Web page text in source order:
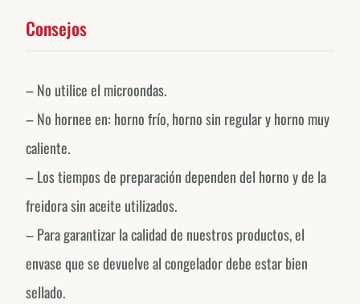
Consejos
– No utilice el microondas.
– No hornee en: horno frío, horno sin regular y horno muy
caliente.
– Los tiempos de preparación dependen del horno y de la
freidora sin aceite utilizados.
– Para garantizar la calidad de nuestros productos, el
envase que se devuelve al congelador debe estar bien
sellado.